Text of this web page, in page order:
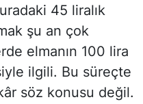
45 liralık
şu an çok
elmanın 100 lira
ilgili. Bu süreçte
söz konusu değil.